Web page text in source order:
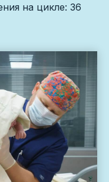
на цикле: 36